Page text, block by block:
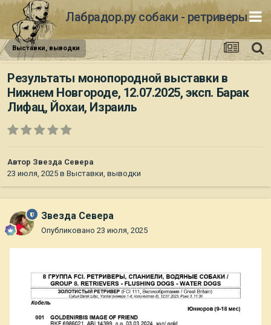
Лабрадор.ру собаки - ретриверы
Выставки, выводки
Результаты монопородной выставки в
Нижнем Новгороде, 12.07.2025, эксп. Барак
Лифац, Йохаи, Израиль
Автор Звезда Севера
23 июля, 2025 в Выставки, выводки
Звезда Севера
Опубликовано 23 июля, 2025